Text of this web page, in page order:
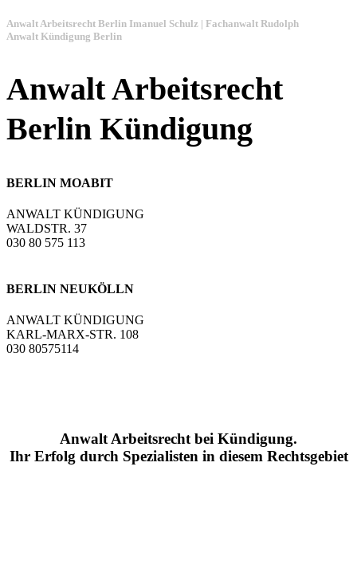
Anwalt Arbeitsrecht Berlin Imanuel Schulz | Fachanwalt Rudolph
Anwalt Kündigung Berlin
Anwalt Arbeitsrecht
Berlin Kündigung
BERLIN MOABIT
ANWALT KÜNDIGUNG
WALDSTR. 37
030 80 575 113
BERLIN NEUKÖLLN
ANWALT KÜNDIGUNG
KARL-MARX-STR. 108
030 80575114
Anwalt Arbeitsrecht bei Kündigung.
Ihr Erfolg durch Spezialisten in diesem Rechtsgebiet